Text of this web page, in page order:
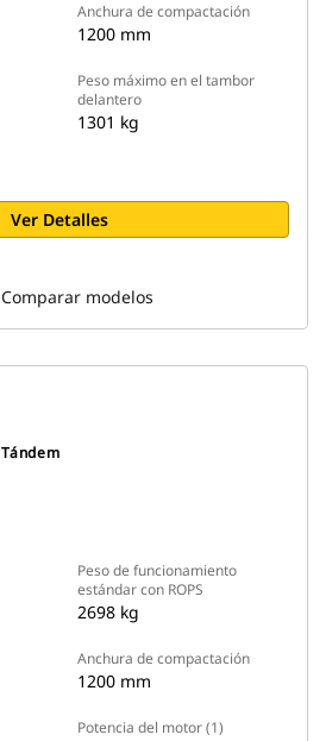
Anchura de compactación
1200 mm
Peso máximo en el tambor
delantero
1301 kg
Ver Detalles
Comparar modelos
Peso de funcionamiento
estándar con ROPS
2698 kg
Anchura de compactación
1200 mm
Potencia del motor (1)